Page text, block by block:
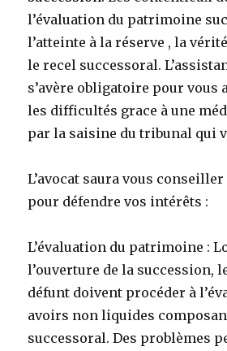
l’évaluation du patrimoine
l’atteinte à la réserve , la
le recel successoral.
s’avère obligatoire pour vous
les difficultés grace à une
par la saisine du tribunal qui
L’avocat saura vous
pour défendre vos intérêts :
L’évaluation du patrimoine :
l’ouverture de la succession,
défunt doivent procéder à
avoirs non liquides
successoral. Des problèmes